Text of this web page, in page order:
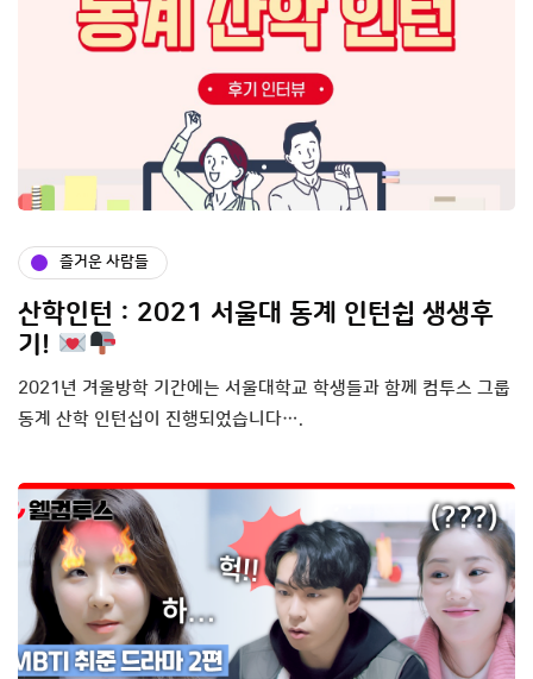
즐거운 사람들
산학인턴 : 2021 서울대 동계 인턴쉽 생생후
기!
2021년 겨울방학 기간에는 서울대학교 학생들과 함께 컴투스 그룹
동계 산학 인턴십이 진행되었습니다….